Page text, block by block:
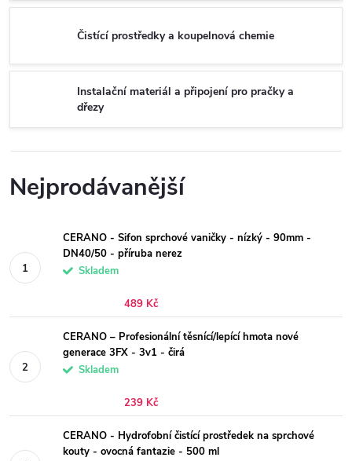
Čistící prostředky a koupelnová chemie
Instalační materiál a připojení pro pračky a
dřezy
Nejprodávanější
CERANO - Sifon sprchové vaničky - nízký - 90mm -
DN40/50 - příruba nerez
Skladem
489 Kč
CERANO – Profesionální těsnící/lepící hmota nové
generace 3FX - 3v1 - čirá
Skladem
239 Kč
CERANO - Hydrofobní čistící prostředek na sprchové
kouty - ovocná fantazie - 500 ml